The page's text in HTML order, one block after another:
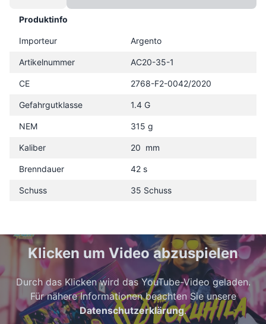
Produktinfo
Importeur Argento
Artikelnummer AC20-35-1
CE 2768-F2-0042/2020
Gefahrgutklasse 1.4 G
NEM 315 g
Kaliber 20 mm
Brenndauer 42 s
Schuss 35 Schuss
Klicken um Video abzuspielen
Durch das Klicken wird das YouTube-Video geladen.
Für nähere Informationen beachten Sie unsere
Datenschutzerklärung.